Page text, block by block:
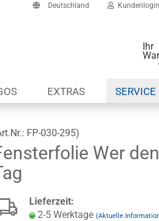
Deutschland Kundenlogin
erstellen
vergessen?
Ihr
EXTRAS SERVICE
FP-030-295)
Wer den
Lieferzeit:
2-5 Werktage (Aktuelle